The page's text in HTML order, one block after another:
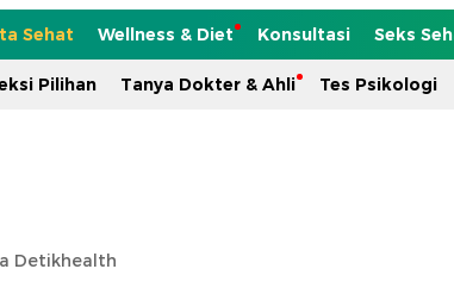
Sehat Wellness & Diet Konsultasi Seks
Pilihan Tanya Dokter & Ahli Tes Psikologi
Detikhealth